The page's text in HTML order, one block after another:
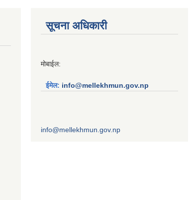
सूचना अधिकारी
मोबाईल:
ईमेल: info@mellekhmun.gov.np
info@mellekhmun.gov.np